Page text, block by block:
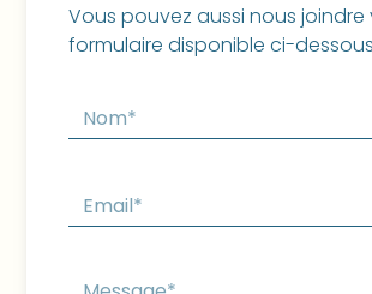
Vous pouvez aussi nous joindre
formulaire disponible ci-